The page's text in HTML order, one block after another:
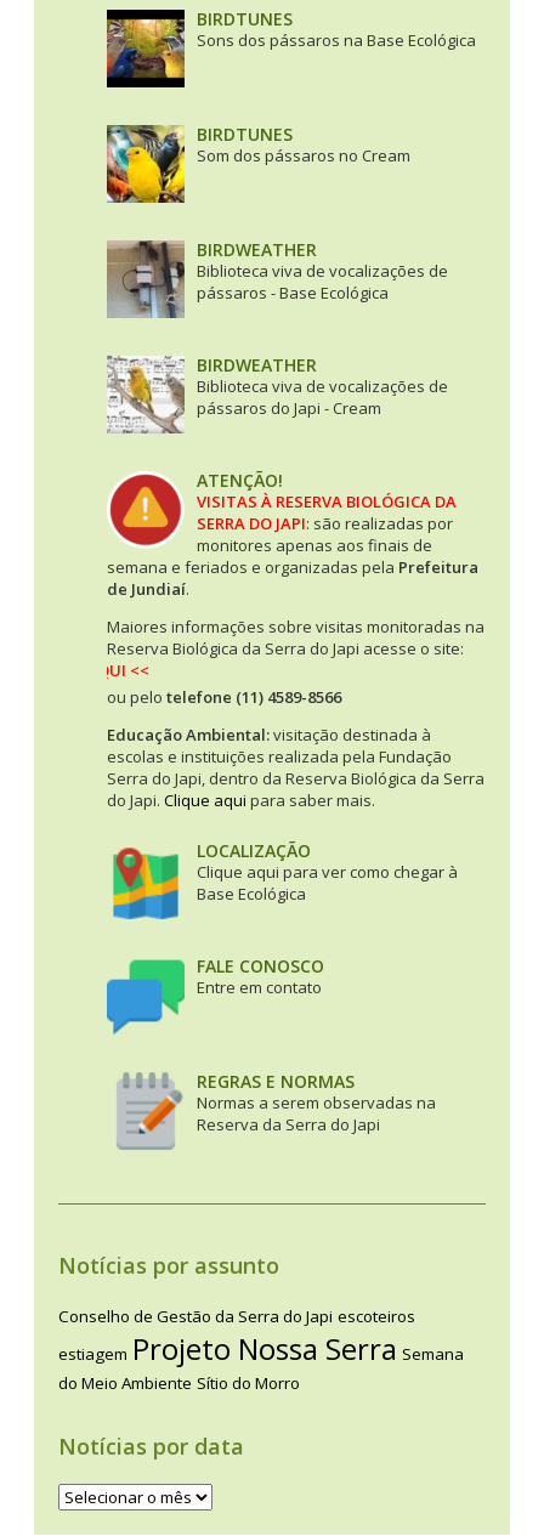
BIRDTUNES
Sons dos pássaros na Base Ecológica
BIRDTUNES
Som dos pássaros no Cream
BIRDWEATHER
Biblioteca viva de vocalizações de
pássaros - Base Ecológica
BIRDWEATHER
Biblioteca viva de vocalizações de
pássaros do Japi - Cream
ATENÇÃO!
VISITAS À RESERVA BIOLÓGICA DA
SERRA DO JAPI: são realizadas por
monitores apenas aos finais de
semana e feriados e organizadas pela Prefeitura
de Jundiaí.
Maiores informações sobre visitas monitoradas na
Reserva Biológica da Serra do Japi acesse o site:
AQUI <<
ou pelo telefone (11) 4589-8566
Educação Ambiental:visitação destinada à
escolas e instituições realizada pela Fundação
Serra do Japi, dentro da Reserva Biológica da Serra
do Japi. Clique aqui para saber mais.
LOCALIZAÇÃO
Clique aqui para ver como chegar à
Base Ecológica
FALE CONOSCO
Entre em contato
REGRAS E NORMAS
Normas a serem observadas na
Reserva da Serra do Japi
Notícias por assunto
Conselho de Gestão da Serra do Japi escoteiros
estiagem Projeto Nossa Serra Semana
do Meio Ambiente Sítio do Morro
Notícias por data
Notícias